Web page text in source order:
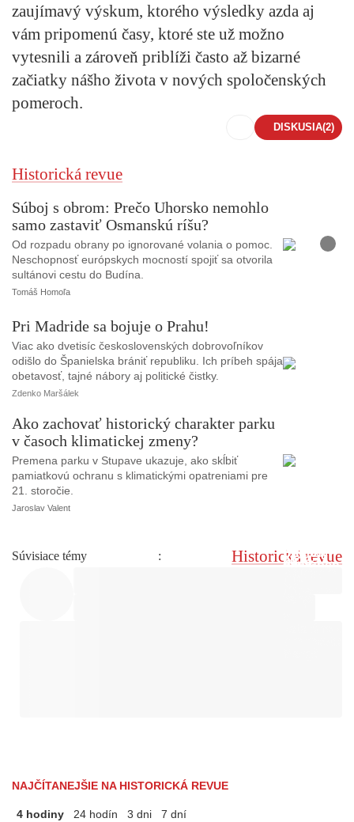
zaujímavý výskum, ktorého výsledky azda aj
vám pripomenú časy, ktoré ste už možno
vytesnili a zároveň priblíži často až bizarné
začiatky nášho života v nových spoločenských
pomeroch.
DISKUSIA(2)
Historická revue
o
t
Súboj s obrom: Prečo Uhorsko nemohlo
samo zastaviť Osmanskú ríšu?
Od rozpadu obrany po ignorované volania o pomoc.
Neschopnosť európskych mocností spojiť sa otvorila
sultánovi cestu do Budína.
Tomáš Homoľa
Pri Madride sa bojuje o Prahu!
Viac ako dvetisíc československých dobrovoľníkov
odišlo do Španielska brániť republiku. Ich príbeh spája
obetavosť, tajné nábory aj politické čistky.
Zdenko Maršálek
Ako zachovať historický charakter parku
v časoch klimatickej zmeny?
Premena parku v Stupave ukazuje, ako skĺbiť
pamiatkovú ochranu s klimatickými opatreniami pre
21. storočie.
Jaroslav Valent
Súvisiace témy : Historická revue
NAJČÍTANEJŠIE NA HISTORICKÁ REVUE
4 hodiny 24 hodín 3 dni 7 dní